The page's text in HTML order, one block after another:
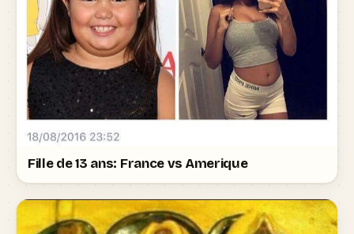
Fille de 13 ans: France vs Amerique